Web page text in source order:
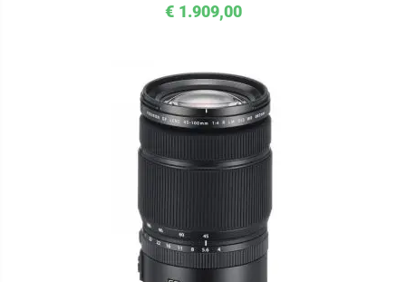
€ 1.909,00